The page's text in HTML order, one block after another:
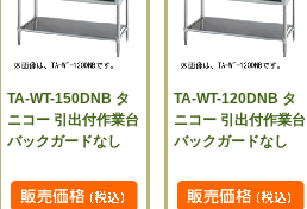
TA-WT-150DNB タ
ニコー 引出付作業台
バックガードなし
TA-WT-120DNB タ
ニコー 引出付作業台
バックガードなし